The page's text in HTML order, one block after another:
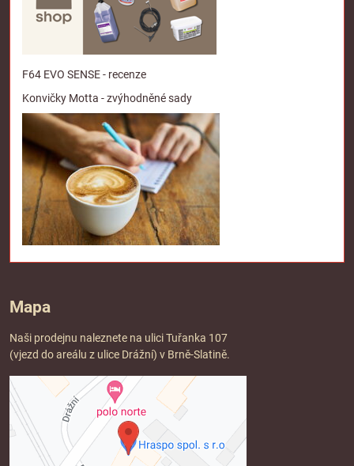
F64 EVO SENSE - recenze
Konvičky Motta - zvýhodněné sady
Mapa
Naši prodejnu naleznete na ulici Tuřanka 107
(vjezd do areálu z ulice Drážní) v Brně-Slatině.